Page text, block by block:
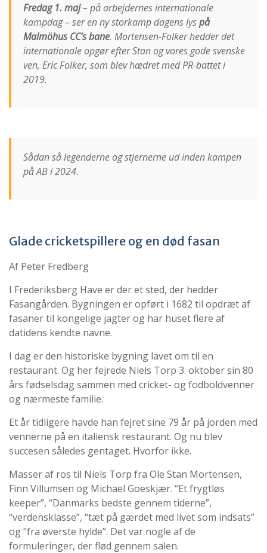
Fredag 1. maj– på arbejdernes internationale
kampdag – ser en ny storkamp dagens lyspå
Malmöhus CC’s bane. Mortensen-Folker hedder det
internationale opgør efter Stan og vores gode svenske
ven, Eric Folker, som blev hædret med PR-battet i
2019.
Sådan så legenderne og stjernerne ud inden kampen
på AB i 2024.
Glade cricketspillere og en død fasan
Af Peter Fredberg
I Frederiksberg Have er der et sted, der hedder
Fasangården. Bygningen er opført i 1682 til opdræt af
fasaner til kongelige jagter og har huset flere af
datidens kendte navne.
I dag er den historiske bygning lavet om til en
restaurant. Og her fejrede Niels Torp 3. oktober sin 80
års fødselsdag sammen med cricket- og fodboldvenner
og nærmeste familie.
Et år tidligere havde han fejret sine 79 år på jorden med
vennerne på en italiensk restaurant. Og nu blev
succesen således gentaget. Hvorfor ikke.
Masser af ros til Niels Torp fra Ole Stan Mortensen,
Finn Villumsen og Michael Goeskjær. “Et frygtløs
keeper”, “Danmarks bedste gennem tiderne”,
“verdensklasse”, “tæt på gærdet med livet som indsats”
og “fra øverste hylde”. Det var nogle af de
formuleringer, der flød gennem salen.